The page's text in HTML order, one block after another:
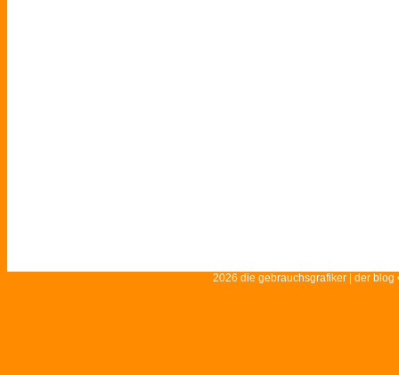
2026 die gebrauchsgrafiker | der blog